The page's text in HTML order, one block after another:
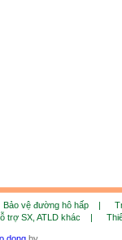
Bảo vệ đường hô hấp |
trợ SX, ATLD khác |